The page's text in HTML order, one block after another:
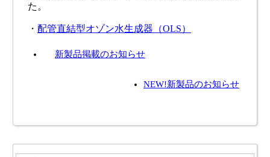
た。
・ 配管直結型オゾン水生成器（OLS）
新製品掲載のお知らせ
NEW!新製品のお知らせ